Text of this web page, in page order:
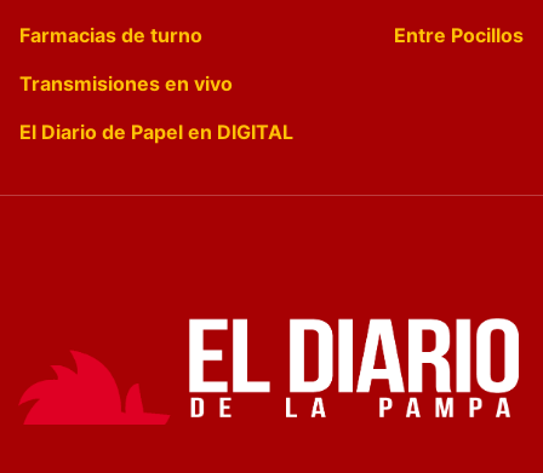
Farmacias de turno
Entre Pocillos
Transmisiones en vivo
El Diario de Papel en DIGITAL